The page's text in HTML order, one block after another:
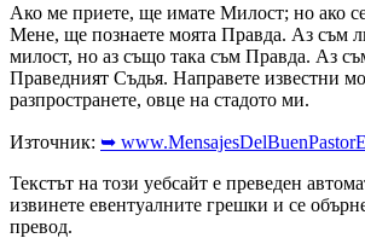
Ако ме приете, ще имате Милост; но ако
Мене, ще познаете моята Правда. Аз съм
милост, но аз също така съм Правда. Аз
Праведният Съдья. Направете известни
разпространете, овце на стадото ми.
Източник: ➥
Текстът на този уебсайт е преведен
извинете евентуалните грешки и се
превод.